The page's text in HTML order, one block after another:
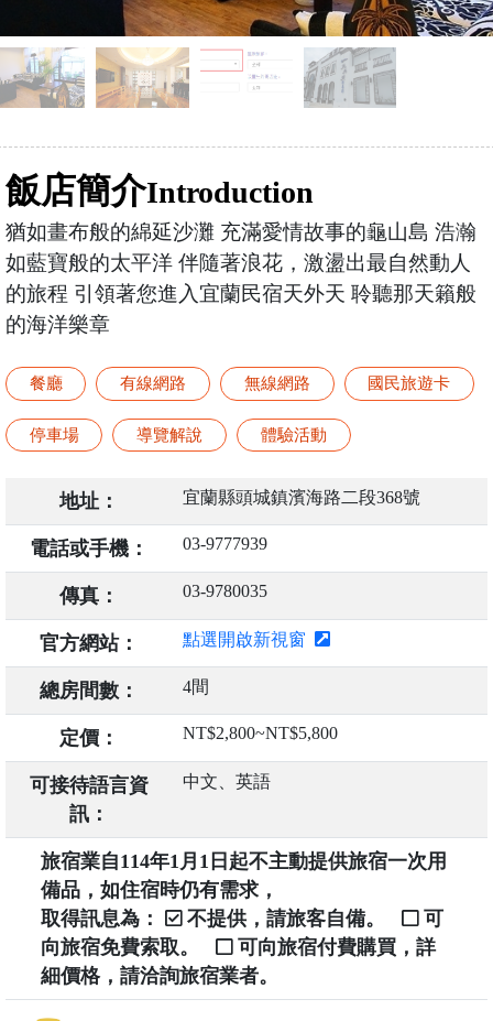
飯店簡介Introduction
猶如畫布般的綿延沙灘 充滿愛情故事的龜山島 浩瀚
如藍寶般的太平洋 伴隨著浪花，激盪出最自然動人
的旅程 引領著您進入宜蘭民宿天外天 聆聽那天籟般
的海洋樂章
餐廳 有線網路 無線網路 國民旅遊卡
停車場 導覽解說 體驗活動
地址： 宜蘭縣頭城鎮濱海路二段368號
電話或手機： 03-9777939
傳真： 03-9780035
官方網站： 點選開啟新視窗
總房間數： 4間
定價： NT$2,800~NT$5,800
可接待語言資
訊：
中文、英語
旅宿業自114年1月1日起不主動提供旅宿一次用
備品，如住宿時仍有需求，
取得訊息為：
不提供，請旅客自備。
可
向旅宿免費索取。
可向旅宿付費購買，詳
細價格，請洽詢旅宿業者。